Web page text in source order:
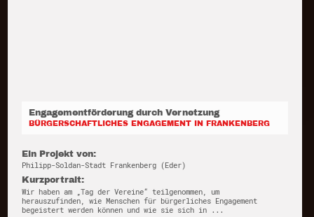
Engagementförderung durch Vernetzung
BÜRGERSCHAFTLICHES ENGAGEMENT IN FRANKENBERG
Ein Projekt von:
Philipp-Soldan-Stadt Frankenberg (Eder)
Kurzportrait:
Wir haben am „Tag der Vereine“ teilgenommen, um
herauszufinden, wie Menschen für bürgerliches Engagement
begeistert werden können und wie sie sich in ...